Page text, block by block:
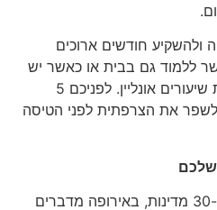
חודשים ארוכים
ללמוד גם בבית או כאשר יש
זמן חופשי בעבודה באמצעות שיעורים אונליין. לפניכם 5
את הצרפתית לפני הטיסה
צרפתית היא שפה רשמית ב-30 מדינות, באירופה מדברים